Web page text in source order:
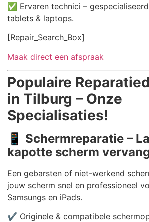
✅ Ervaren technici –
tablets & laptops.
[Repair_Search_Box]
Maak direct een afspraak
Populaire
in Tilburg – Onze
Specialisaties!
📱 Schermreparatie –
kapotte scherm
Een gebarsten of niet-werkend
jouw scherm snel en professioneel
Samsungs en iPads.
✔️ Originele & compatibele